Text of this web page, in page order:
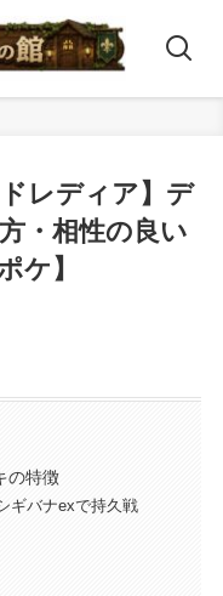
レディア】デ
・相性の良い
ケ】
の特徴
ギバナexで持久戦